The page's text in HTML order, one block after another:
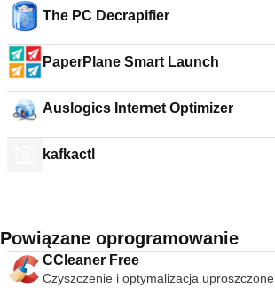
The PC Decrapifier
PaperPlane Smart Launch
Auslogics Internet Optimizer
kafkactl
Powiązane oprogramowanie
CCleaner Free
Czyszczenie i optymalizacja uproszczone